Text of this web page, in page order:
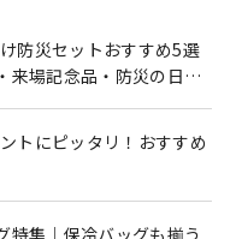
防災セットおすすめ5選
来場記念品・防災の日に
トにピッタリ！おすすめ
特集｜保冷バッグも揃う